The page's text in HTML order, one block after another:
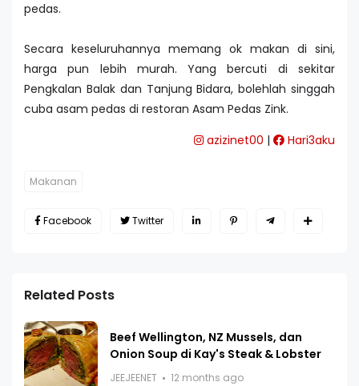
pedas.
Secara keseluruhannya memang ok makan di sini,
harga pun lebih murah. Yang bercuti di sekitar
Pengkalan Balak dan Tanjung Bidara, bolehlah singgah
cuba asam pedas di restoran Asam Pedas Zink.
azizinet00 | Hari3aku
Makanan
Facebook Twitter
Related Posts
Beef Wellington, NZ Mussels, dan
Onion Soup di Kay's Steak & Lobster
JEEJEENET 12 months ago